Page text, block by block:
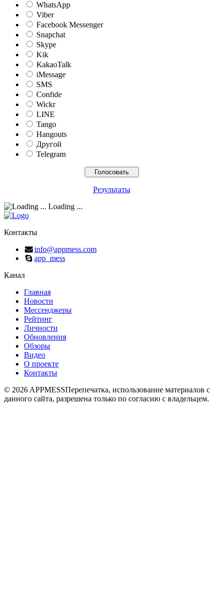
WhatsApp
Viber
Facebook Messenger
Snapchat
Skype
Kik
KakaoTalk
iMessage
SMS
Confide
Wickr
LINE
Tango
Hangouts
Другой
Telegram
Результаты
Loading ...
Контакты
info@appmess.com
app_mess
Канал
Главная
Новости
Мессенджеры
Рейтинг
Личности
Обновления
Обзоры
Видео
О проекте
Контакты
© 2026 APPMESSПерепечатка, использование материалов с
данного сайта, разрешена только по согласию с владельцем.